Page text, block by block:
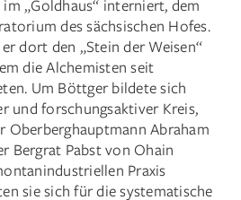
„Goldhaus“ interniert, dem
des sächsischen Hofes.
dort den „Stein der Weisen“
die Alchemisten seit
Um Böttger bildete sich
und forschungsaktiver Kreis,
Oberberghauptmann Abraham
Bergrat Pabst von Ohain
Praxis
sie sich für die systematische